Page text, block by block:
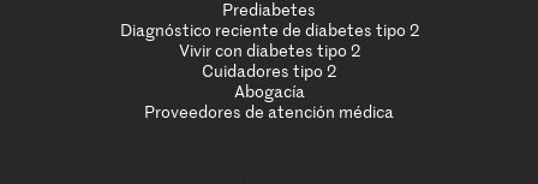
Prediabetes
Diagnóstico reciente de diabetes tipo 2
Vivir con diabetes tipo 2
Cuidadores tipo 2
Abogacía
Proveedores de atención médica